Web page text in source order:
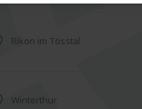
Rikon im Tösstal
Winterthur